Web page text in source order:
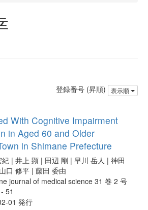
登録番号 (昇順) 表示順
With Cognitive Impairment
in Aged 60 and Older
in Shimane Prefecture
紀 | 井上 顕 | 田辺 剛 | 早川 岳人 | 神田
口 修平 | 藤田 委由
journal of medical science 31 巻 2 号
51
01 発行